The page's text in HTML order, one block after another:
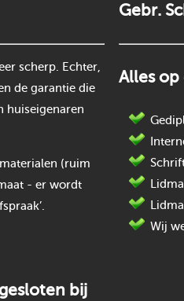
scherp. Echter,
de garantie die
huiseigenaren
(ruim
- er wordt
Gebr.
Alles
Wij
bij